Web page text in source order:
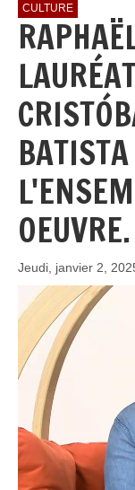
CULTURE
OEUVRE.
Jeudi, janvier 2,